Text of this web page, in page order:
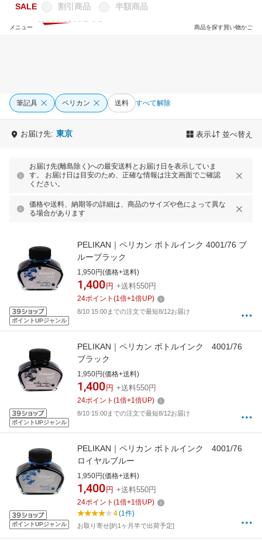
買い物かご
商品を探す
メニュー
SALE 割引商品 半額商品
筆記具 ペリカン 送料 すべて解除
お届け先: 東京 表示 並べ替え
お届け先(離島除く)への最安送料とお届け日を表示していま
す。 お届け日は目安のため、正確な情報は注文画面でご確認
ください。
価格や送料、納期等の詳細は、商品のサイズや色によって異な
る場合があります
ポイントUPジャンル
PELIKAN｜ペリカン ボトルインク 4001/76 ブ
ルーブラック
1,950円(価格+送料)
1,400 円 +送料550円
24ポイント (1倍+1倍UP)
8/10 15:00までの注文で最短8/12お届け
ポイントUPジャンル
PELIKAN｜ペリカン ボトルインク 4001/76
ブラック
1,950円(価格+送料)
1,400 円 +送料550円
24ポイント (1倍+1倍UP)
8/10 15:00までの注文で最短8/12お届け
ポイントUPジャンル
PELIKAN｜ペリカン ボトルインク 4001/76
ロイヤルブルー
1,950円(価格+送料)
1,400 円 +送料550円
24ポイント (1倍+1倍UP)
4(1件)
お取り寄せ[約1ヶ月半で出荷予定]